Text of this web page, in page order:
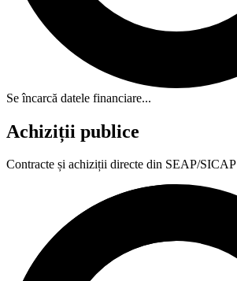
Se încarcă datele financiare...
Achiziții publice
Contracte și achiziții directe din SEAP/SICAP